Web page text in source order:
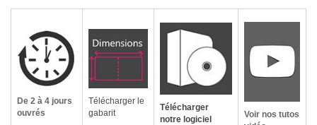
De 2 à 4 jours
ouvrés
Télécharger le
gabarit
Télécharger
notre logiciel
Voir nos tutos